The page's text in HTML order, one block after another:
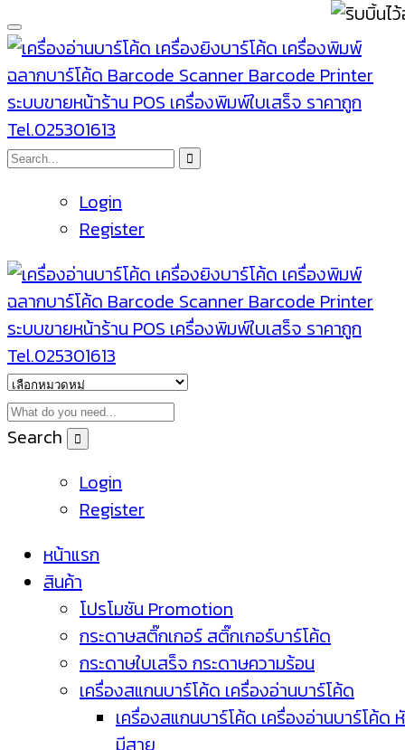
Login
Register
Search
Login
Register
หน้าแรก
สินค้า
โปรโมชัน Promotion
กระดาษสติ๊กเกอร์ สติ๊กเกอร์บาร์โค้ด
กระดาษใบเสร็จ กระดาษความร้อน
เครื่องสแกนบาร์โค้ด เครื่องอ่านบาร์โค้ด
เครื่องสแกนบาร์โค้ด เครื่องอ่านบาร์โค้ด
มีสาย